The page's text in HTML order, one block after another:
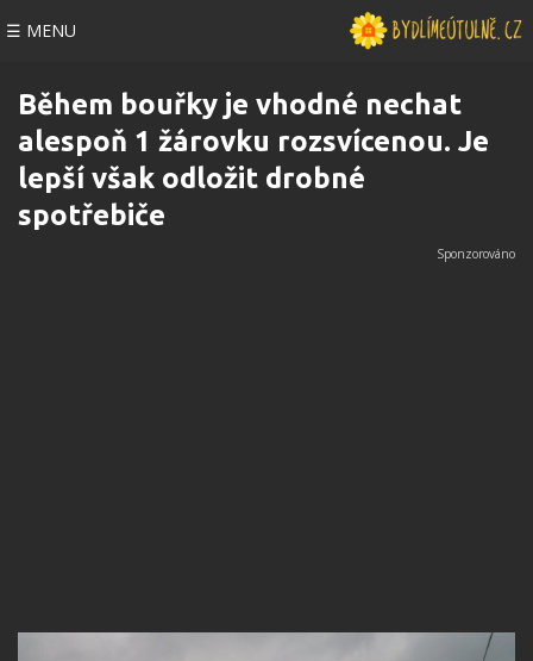
☰ MENU
Během bouřky je vhodné nechat
alespoň 1 žárovku rozsvícenou. Je
lepší však odložit drobné
spotřebiče